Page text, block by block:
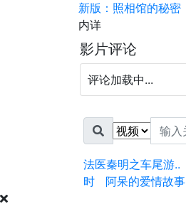
新版：照相馆的秘密
内详
影片评论
评论加载中...
法医秦明之车尾游..
时
阿呆的爱情故事